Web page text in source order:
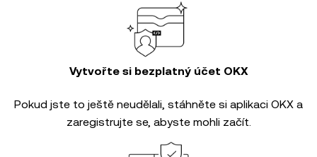
Vytvořte si bezplatný účet OKX
Pokud jste to ještě neudělali, stáhněte si aplikaci OKX a
zaregistrujte se, abyste mohli začít.